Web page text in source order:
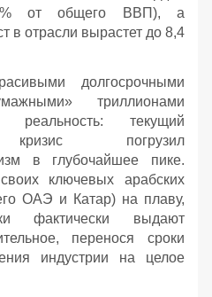
от общего ВВП), а
в отрасли вырастет до 8,4
долгосрочными
триллионами
реальность: текущий
кризис погрузил
в глубочайшее пике.
ключевых арабских
ОАЭ и Катар) на плаву,
фактически выдают
перенося сроки
индустрии на целое